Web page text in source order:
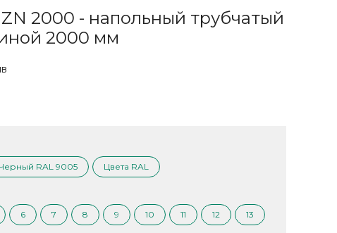
2000 - напольный трубчатый
2000 мм
RAL 9005 Цвета RAL
6 7 8 9 10 11 12 13